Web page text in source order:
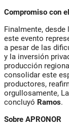
Compromiso con
Finalmente,
este evento
a pesar de las
y la inversión
producción
consolidar este
productores,
orgullosamente,
concluyó Ramos.
Sobre APRONOR